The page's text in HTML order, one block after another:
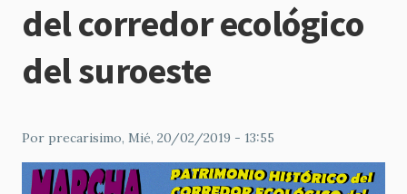
del corredor ecológico
del suroeste
Por precarisimo, Mié, 20/02/2019 - 13:55